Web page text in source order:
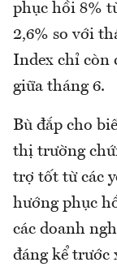
phục hồi 8%
2,6% so với
Index chỉ còn
giữa tháng 6.
Bù đắp cho
thị trường
trợ tốt từ các
hướng phục
các doanh
đáng kể trước